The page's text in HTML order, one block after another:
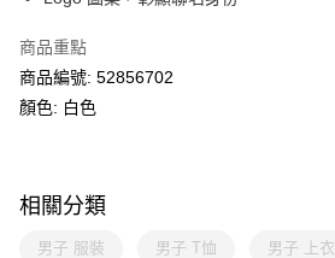
商品重點
商品編號: 52856702
顏色: 白色
相關分類
男子 服裝 男子 T恤 男子 上衣